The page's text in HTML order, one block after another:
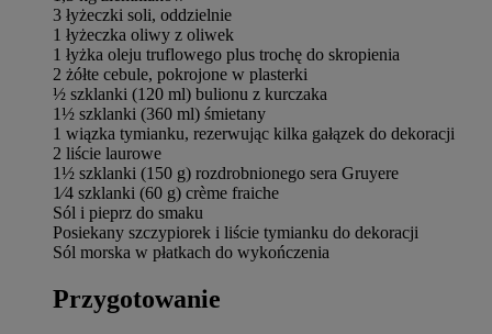
3 łyżeczki soli, oddzielnie
1 łyżeczka oliwy z oliwek
1 łyżka oleju truflowego plus trochę do skropienia
2 żółte cebule, pokrojone w plasterki
½ szklanki (120 ml) bulionu z kurczaka
1½ szklanki (360 ml) śmietany
1 wiązka tymianku, rezerwując kilka gałązek do dekoracji
2 liście laurowe
1½ szklanki (150 g) rozdrobnionego sera Gruyere
1⁄4 szklanki (60 g) crème fraiche
Sól i pieprz do smaku
Posiekany szczypiorek i liście tymianku do dekoracji
Sól morska w płatkach do wykończenia
Przygotowanie